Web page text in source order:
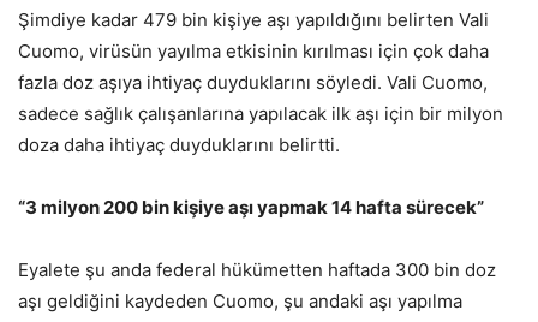
Şimdiye kadar 479 bin kişiye aşı yapıldığını belirten Vali
Cuomo, virüsün yayılma etkisinin kırılması için çok daha
fazla doz aşıya ihtiyaç duyduklarını söyledi. Vali Cuomo,
sadece sağlık çalışanlarına yapılacak ilk aşı için bir milyon
doza daha ihtiyaç duyduklarını belirtti.
“3 milyon 200 bin kişiye aşı yapmak 14 hafta sürecek”
Eyalete şu anda federal hükümetten haftada 300 bin doz
aşı geldiğini kaydeden Cuomo, şu andaki aşı yapılma